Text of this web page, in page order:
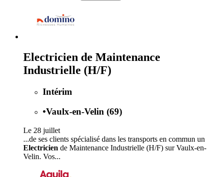
Electricien de Maintenance
Industrielle (H/F)
Intérim
•Vaulx-en-Velin (69)
Le 28 juillet
...de ses clients spécialisé dans les transports en commun un
Electricien de Maintenance Industrielle (H/F) sur Vaulx-en-
Velin. Vos...